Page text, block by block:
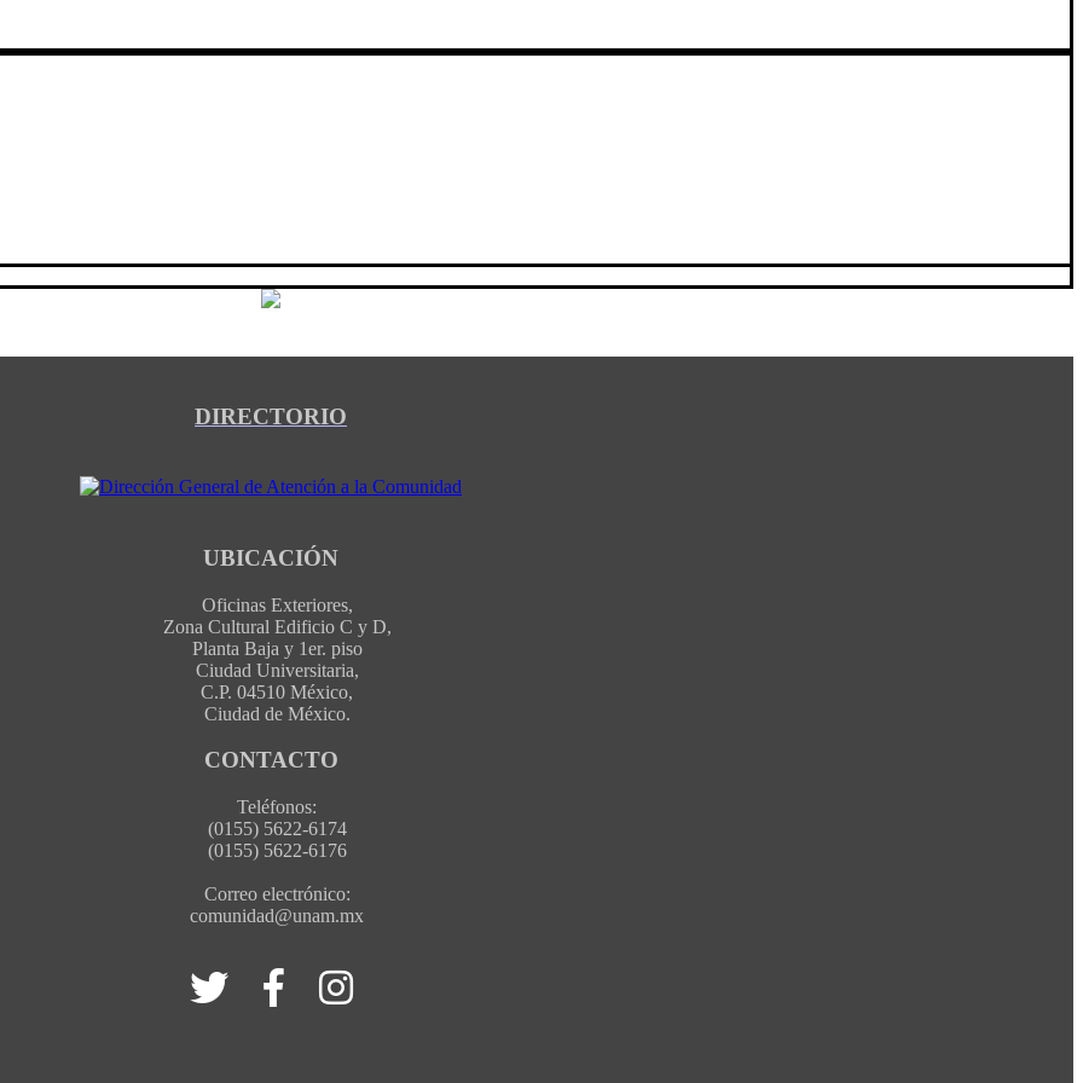
DIRECTORIO
UBICACIÓN
Oficinas Exteriores,
Zona Cultural Edificio C y D,
Planta Baja y 1er. piso
Ciudad Universitaria,
C.P. 04510 México,
Ciudad de México.
CONTACTO
Teléfonos:
(0155) 5622-6174
(0155) 5622-6176
Correo electrónico:
comunidad@unam.mx